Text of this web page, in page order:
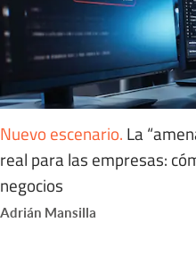
Nuevo escenario. La
real para las empresas:
negocios
Adrián Mansilla